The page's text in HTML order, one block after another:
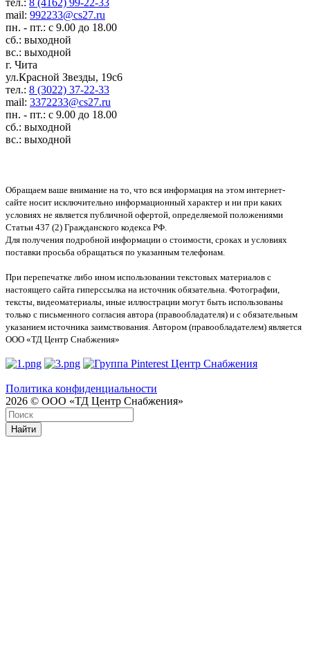
mail: 992233@cs27.ru
пн. - пт.: с 9.00 до 18.00
сб.: выходной
вс.: выходной
г. Чита
ул.Красной Звезды, 19с6
тел.: 8 (3022) 37-22-33
mail: 3372233@cs27.ru
пн. - пт.: с 9.00 до 18.00
сб.: выходной
вс.: выходной
Обращаем ваше внимание на то, что вся информация на этом интернет-
сайте носит исключительно информационный характер и ни при каких
условиях не является публичной офертой, определяемой положениями
Статьи 437 (2) Гражданского кодекса РФ.
Для получения подробной информации о стоимости, сроках и условиях
поставки просьба обращаться по указанным телефонам.
При перепечатке либо ином использовании текстовых материалов с
настоящего сайта гиперссылка на источник обязательна. Фотографии,
тексты, видеоматериалы, иные иллюстрации могут быть использованы
только с письменного согласия автора (правообладателя) и с обязательным
указанием источника заимствования. Автором (правообладателем) является
ООО «ТД Центр Снабжения»
Политика конфиденциальности
2026 © ООО «ТД Центр Снабжения»
Найти